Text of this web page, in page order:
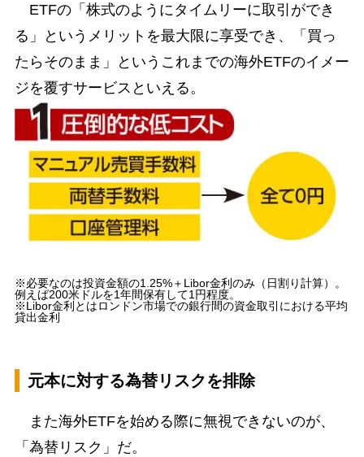
ETFの「株式のようにタイムリーに取引ができ
る」というメリットを最大限に享受でき、「買っ
たらそのまま」というこれまでの海外ETFのイメー
ジを覆すサービスといえる。
※必要なのは投資金額の1.25%＋Libor金利のみ（日割り計算）。
例えば200米ドルを1年間保有して1円程度。
※Libor金利とはロンドン市場での銀行間の資金取引における平均
貸出金利
元本に対する為替リスクを排除
また海外ETFを始める際に無視できないのが、
「為替リスク」だ。